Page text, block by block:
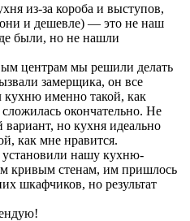
из-за короба и выступов,
и дешевле) — это не наш
были, но не нашли
центрам мы решили делать
замерщика, он все
кухню именно такой, как
окончательно. Не
но кухня идеально
как мне нравится.
нашу кухню-
кривым стенам, им пришлось
шкафчиков, но результат